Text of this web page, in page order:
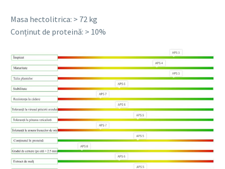
Masa hectolitrica: > 72 kg
Conținut de proteină: > 10%